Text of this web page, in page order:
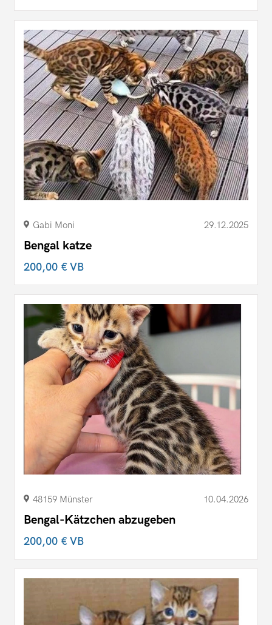
Gabi Moni 29.12.2025
Bengal katze
200,00 €VB
48159 Münster 10.04.2026
Bengal-Kätzchen abzugeben
200,00 €VB